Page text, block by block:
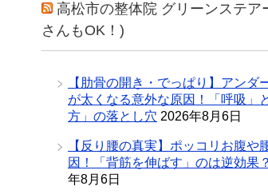
高松市の整体院 グリーンステア
さんもOK！)
【肋骨の開き・でっぱり】アンダ
が太くなる意外な原因！「呼吸」
方」の落とし穴 2026年8月6日
【反り腰の真実】ポッコリお腹や
因！「背筋を伸ばす」のは逆効果？
年8月6日